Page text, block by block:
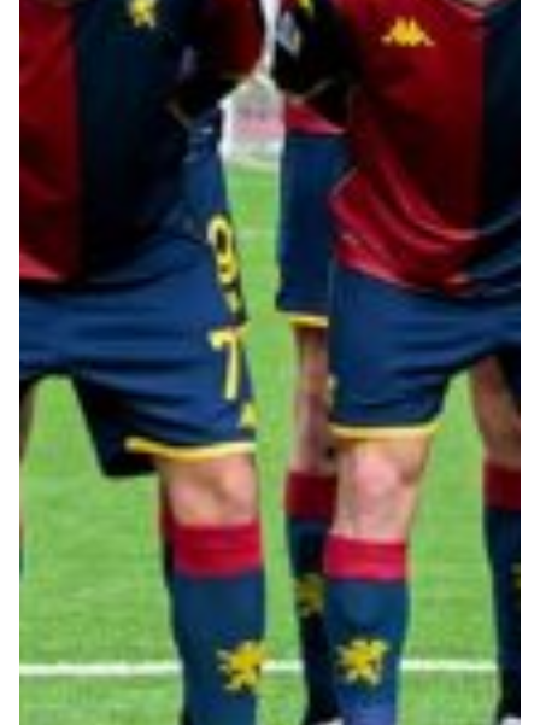
Summer Sale
Mare
Party
Outlet
Helan x Genoa
Isolani x Genoa
Gift Card Online Store